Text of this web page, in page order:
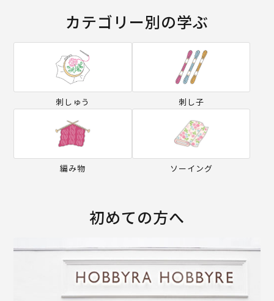
カテゴリー別の学ぶ
刺しゅう 刺し子
編み物 ソーイング
初めての方へ